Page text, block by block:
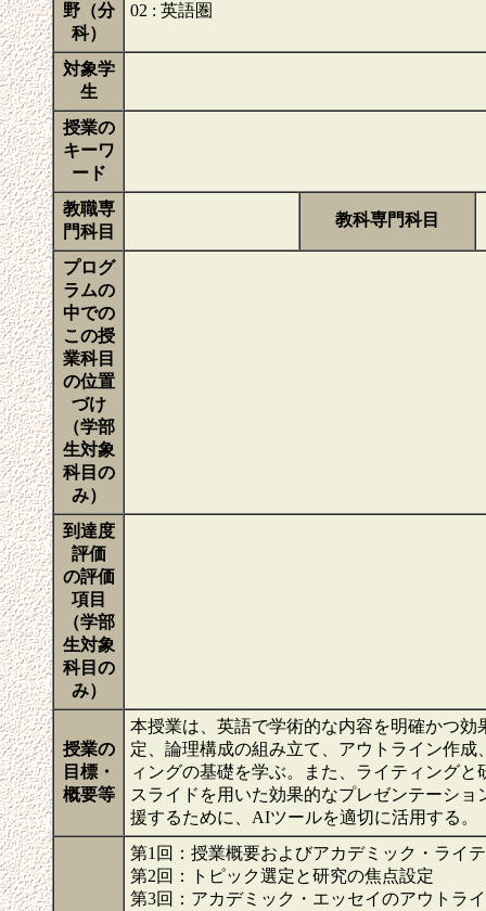
野（分
科）
02 : 英語圏
対象学
生
授業の
キーワ
ード
教職専
門科目
教科専門科目
プログ
ラムの
中での
この授
業科目
の位置
づけ
（学部
生対象
科目の
み）
到達度
評価
の評価
項目
（学部
生対象
科目の
み）
授業の
目標・
概要等
本授業は、英語で学術的な内容を明確かつ
定、論理構成の組み立て、アウトライン作
ィングの基礎を学ぶ。また、ライティング
スライドを用いた効果的なプレゼンテーシ
援するために、AIツールを適切に活用する。
第1回：授業概要およびアカデミック・ライ
第2回：トピック選定と研究の焦点設定
第3回：アカデミック・エッセイのアウトラ